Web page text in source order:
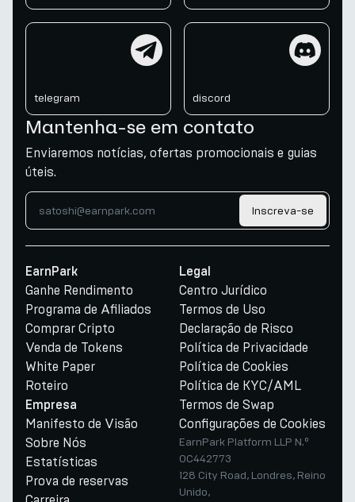
telegram discord
Mantenha-se em contato
Enviaremos notícias, ofertas promocionais e guias
úteis.
Inscreva-se
EarnPark
Ganhe Rendimento
Programa de Afiliados
Comprar Cripto
Venda de Tokens
White Paper
Roteiro
Empresa
Manifesto de Visão
Sobre Nós
Estatísticas
Prova de reservas
Legal
Centro Jurídico
Termos de Uso
Declaração de Risco
Política de Privacidade
Política de Cookies
Política de KYC/AML
Termos de Swap
Configurações de Cookies
EarnPark Platform LLP N.º
OC442773
128 City Road, Londres, Reino
Unido,